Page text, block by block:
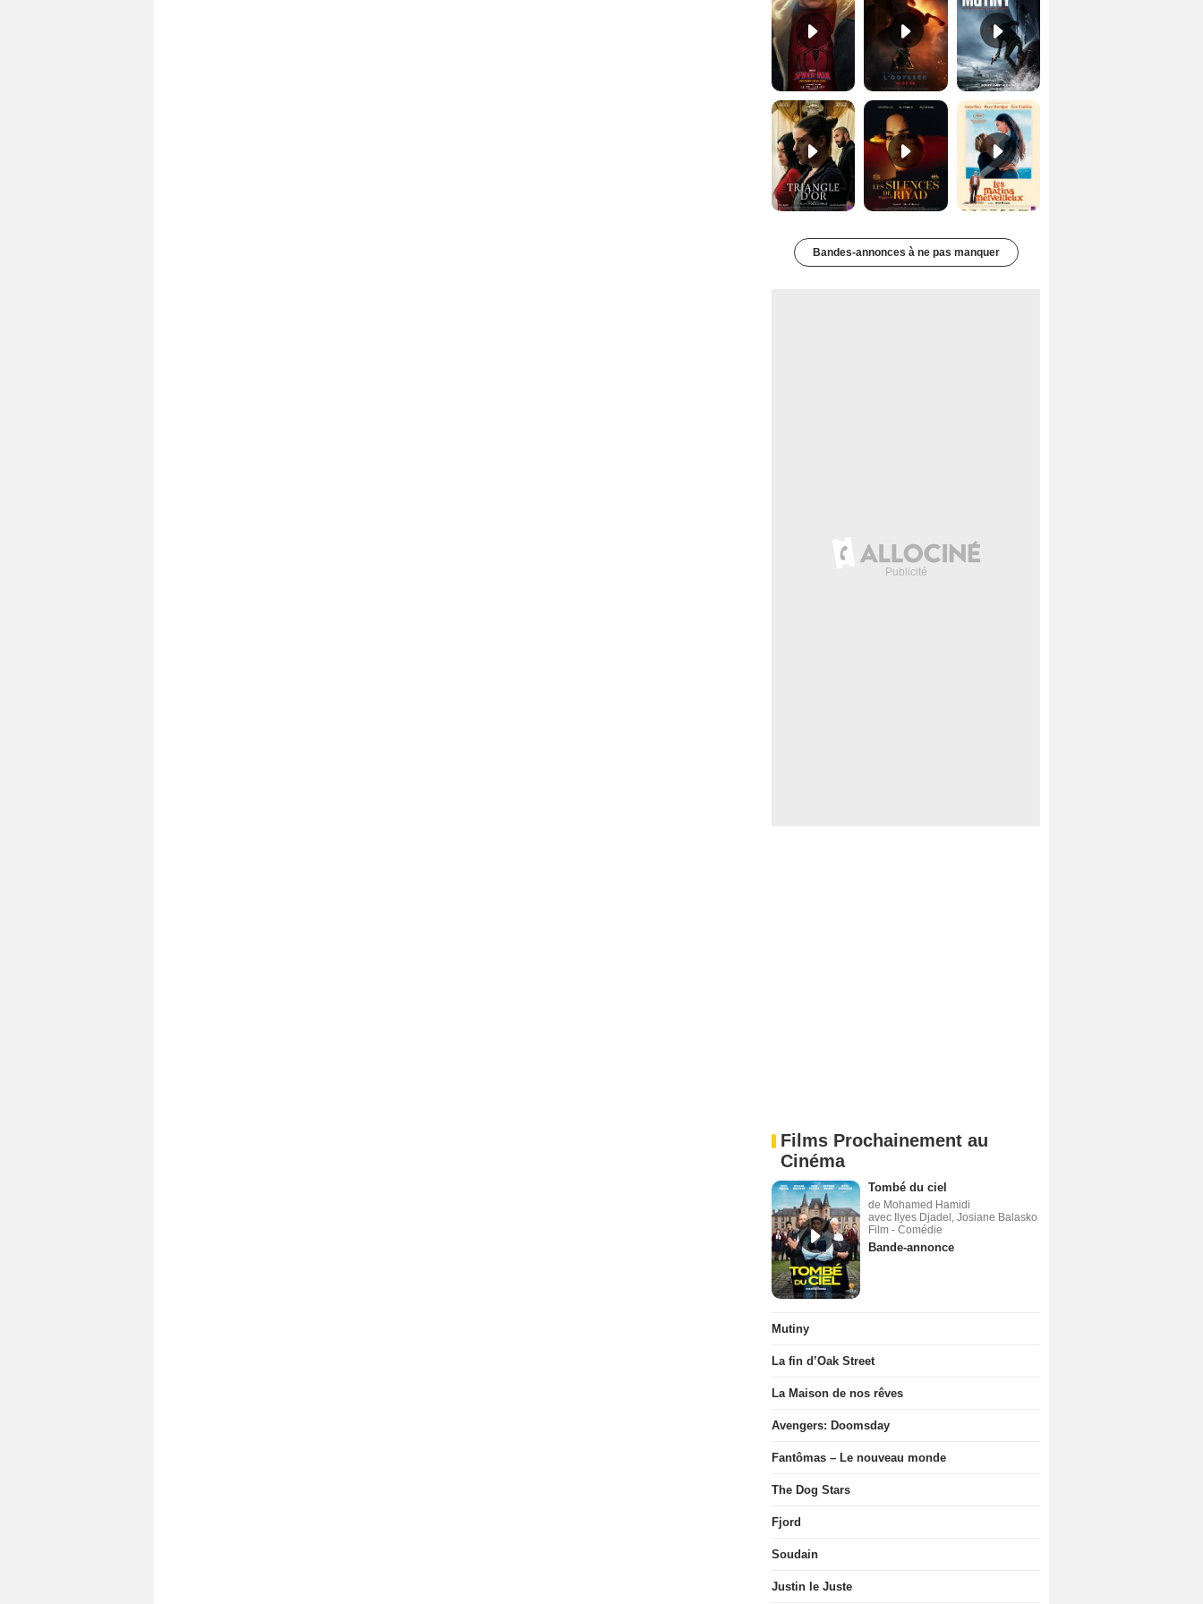
Les Silences de Riyad Bande-annonce VO STFR Les Matins merveilleux Bande-annonce VF
Bandes-annonces à ne pas manquer
Films Prochainement au
Cinéma
Tombé du ciel
de Mohamed Hamidi
avec Ilyes Djadel, Josiane Balasko
Film - Comédie
Bande-annonce
Mutiny
La fin d’Oak Street
La Maison de nos rêves
Avengers: Doomsday
Fantômas – Le nouveau monde
The Dog Stars
Fjord
Soudain
Justin le Juste